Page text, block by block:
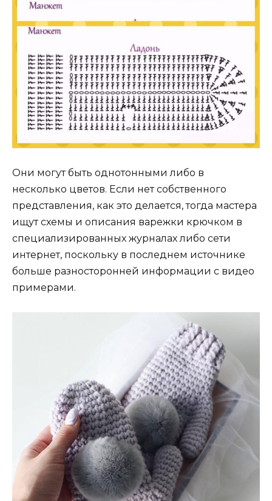
Они могут быть однотонными либо в
несколько цветов. Если нет собственного
представления, как это делается, тогда мастера
ищут схемы и описания варежки крючком в
специализированных журналах либо сети
интернет, поскольку в последнем источнике
больше разносторонней информации с видео
примерами.